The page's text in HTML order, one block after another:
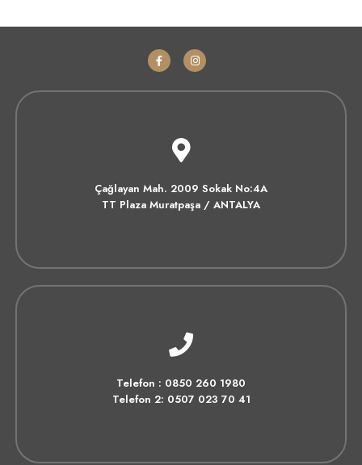
Çağlayan Mah. 2009 Sokak No:4A
TT Plaza Muratpaşa / ANTALYA
Telefon : 0850 260 1980
Telefon 2: 0507 023 70 41